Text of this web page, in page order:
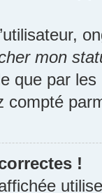
mon
que par
compté
!